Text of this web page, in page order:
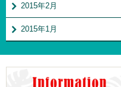
2015年2月
2015年1月